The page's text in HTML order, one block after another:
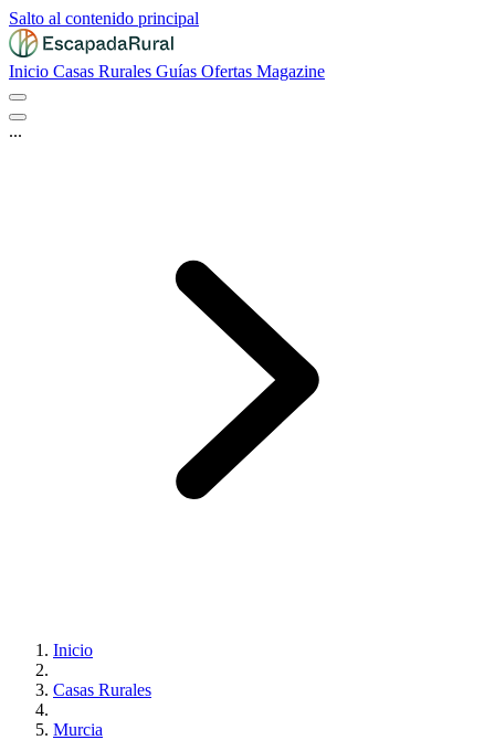
Salto al contenido principal
Inicio Casas Rurales Guías Ofertas Magazine
...
Inicio
Casas Rurales
Murcia